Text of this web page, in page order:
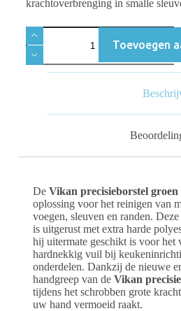
krachtoverbrenging in smalle
Toevoegen
De Vikan precisieborstel groen
oplossing voor het reinigen van
voegen, sleuven en randen.
is uitgerust met extra harde
hij uitermate geschikt is voor het
hardnekkig vuil bij
onderdelen. Dankzij de nieuwe
handgreep van de Vikan
tijdens het schrobben grote
uw hand vermoeid raakt.